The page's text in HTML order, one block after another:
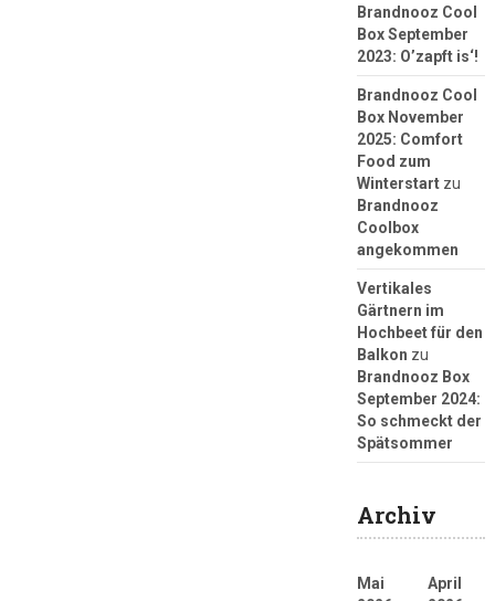
Brandnooz Cool
Box September
2023: O’zapft is‘!
Brandnooz Cool
Box November
2025: Comfort
Food zum
Winterstartzu
Brandnooz
Coolbox
angekommen
Vertikales
Gärtnern im
Hochbeet für den
Balkon zu
Brandnooz Box
September 2024:
So schmeckt der
Spätsommer
Archiv
Mai
April